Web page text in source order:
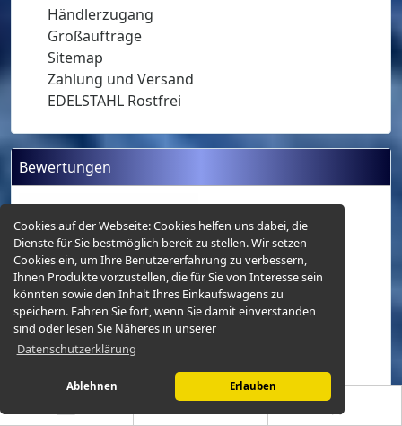
Cookies auf der Webseite:Cookies helfen uns dabei, die
Dienste für Sie bestmöglich bereit zu stellen. Wir setzen
Cookies ein, um Ihre Benutzererfahrung zu verbessern,
Ihnen Produkte vorzustellen, die für Sie von Interesse sein
könnten sowie den Inhalt Ihres Einkaufswagens zu
speichern. Fahren Sie fort, wenn Sie damit einverstanden
sind oder lesen Sie Näheres in unserer
Datenschutzerklärung
Ablehnen Erlauben
Händlerzugang
Großaufträge
Sitemap
Zahlung und Versand
EDELSTAHL Rostfrei
Bewertungen
Schäkel, geschweift, gebogen,
M10, 10mm, Edelstahl V4A